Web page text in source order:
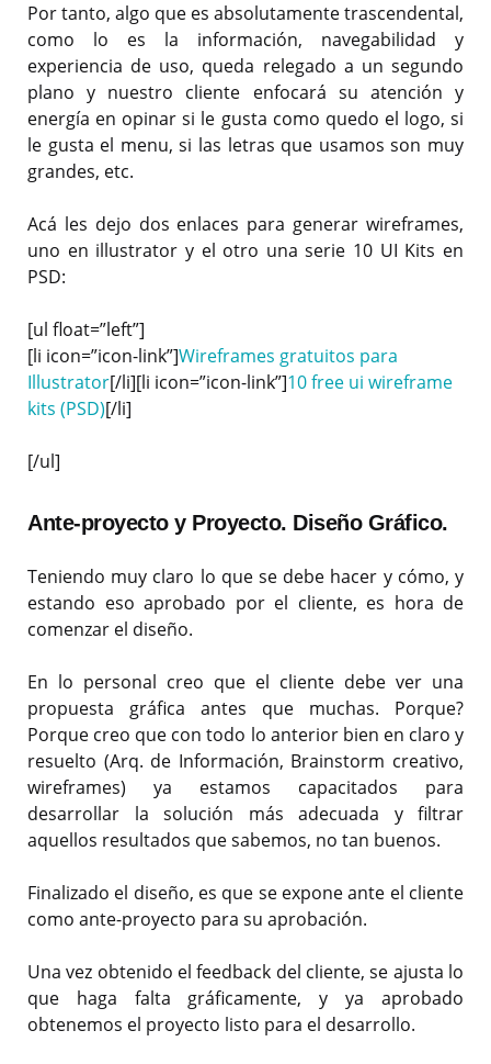
Por tanto, algo que es absolutamente trascendental,
como lo es la información, navegabilidad y
experiencia de uso, queda relegado a un segundo
plano y nuestro cliente enfocará su atención y
energía en opinar si le gusta como quedo el logo, si
le gusta el menu, si las letras que usamos son muy
grandes, etc.
Acá les dejo dos enlaces para generar wireframes,
uno en illustrator y el otro una serie 10 UI Kits en
PSD:
[ul float=”left”]
[li icon=”icon-link”]Wireframes gratuitos para
Illustrator[/li][li icon=”icon-link”]10 free ui wireframe
kits (PSD)[/li]
[/ul]
Ante-proyecto y Proyecto. Diseño Gráfico.
Teniendo muy claro lo que se debe hacer y cómo, y
estando eso aprobado por el cliente, es hora de
comenzar el diseño.
En lo personal creo que el cliente debe ver una
propuesta gráfica antes que muchas. Porque?
Porque creo que con todo lo anterior bien en claro y
resuelto (Arq. de Información, Brainstorm creativo,
wireframes) ya estamos capacitados para
desarrollar la solución más adecuada y filtrar
aquellos resultados que sabemos, no tan buenos.
Finalizado el diseño, es que se expone ante el cliente
como ante-proyecto para su aprobación.
Una vez obtenido el feedback del cliente, se ajusta lo
que haga falta gráficamente, y ya aprobado
obtenemos el proyecto listo para el desarrollo.